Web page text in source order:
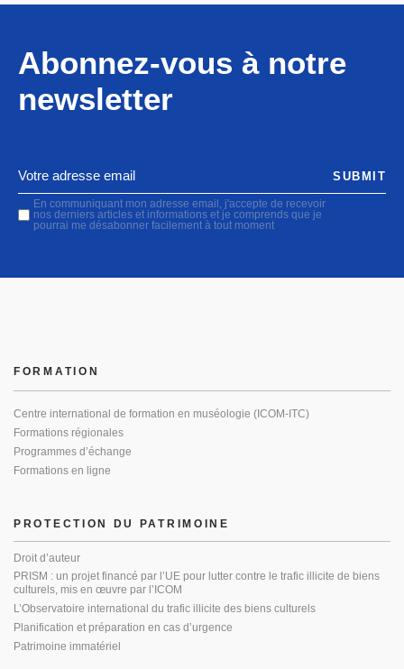
Abonnez-vous à notre
newsletter
En communiquant mon adresse email, j'accepte de recevoir
nos derniers articles et informations et je comprends que je
pourrai me désabonner facilement à tout moment
SUBMIT
PROTECTION DU PATRIMOINE
Droit d’auteur
PRISM : un projet financé par l’UE pour lutter contre le trafic illicite de biens
culturels, mis en œuvre par l’ICOM
L’Observatoire international du trafic illicite des biens culturels
Planification et préparation en cas d’urgence
Patrimoine immatériel
FORMATION
Centre international de formation en muséologie (ICOM-ITC)
Formations régionales
Programmes d’échange
Formations en ligne